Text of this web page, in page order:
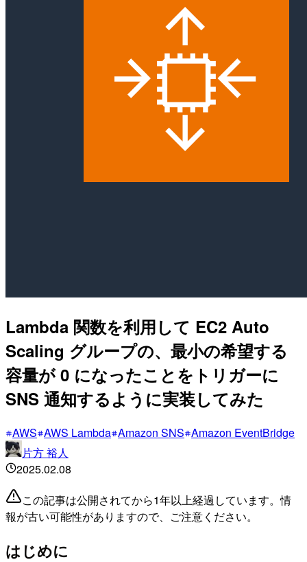
Lambda 関数を利用して EC2 Auto
Scaling グループの、最小の希望する
容量が 0 になったことをトリガーに
SNS 通知するように実装してみた
AWS AWS Lambda Amazon SNS Amazon EventBridge
片方 裕人
2025.02.08
この記事は公開されてから1年以上経過しています。情
報が古い可能性がありますので、ご注意ください。
はじめに